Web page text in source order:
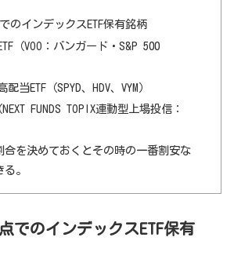
のインデックスETF保有銘柄
（VOO：バンガード・S&P 500
当ETF（SPYD、HDV、VYM）
FUNDS TOPIX連動型上場投信：
合を決めておくとその時の一番割安な
。
でのインデックスETF保有